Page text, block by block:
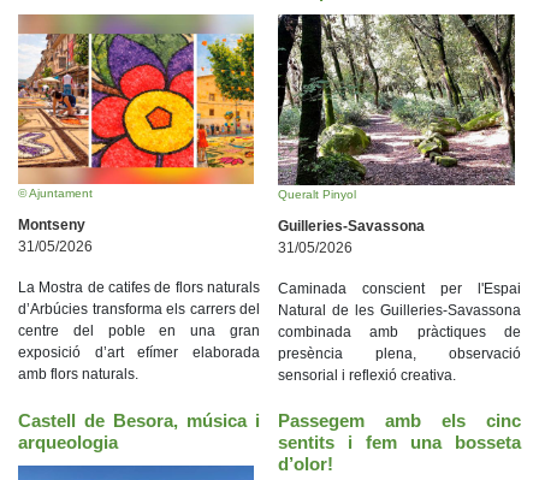
© Ajuntament
Montseny
31/05/2026
La Mostra de catifes de flors naturals
d’Arbúcies transforma els carrers del
centre del poble en una gran
exposició d’art efímer elaborada
amb flors naturals.
Queralt Pinyol
Guilleries-Savassona
31/05/2026
Caminada conscient per l'Espai
Natural de les Guilleries-Savassona
combinada amb pràctiques de
presència plena, observació
sensorial i reflexió creativa.
Castell de Besora, música i
arqueologia
Passegem amb els cinc
sentits i fem una bosseta
d’olor!